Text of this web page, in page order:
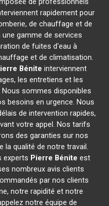
rapidement pour
de chauffage et de
gamme de services
de fuites d'eau à
et de climatisation.
Bénite interviennent
les entretiens et les
sommes disponibles
besoins en urgence. Nous
de intervention rapides,
votre appel. Nos tarifs
des garanties sur nos
la qualité de notre travail.
experts Pierre Bénite est
nombreux avis clients
par nos clients
notre rapidité et notre
notre équipe de